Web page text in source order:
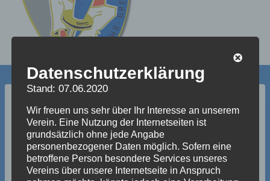
bilder_aus_dem_jahre_2
003_133_20100715_182
8199075
Datenschutzerklärung
Stand: 07.06.2020
Wir freuen uns sehr über Ihr Interesse an unserem
Verein. Eine Nutzung der Internetseiten ist
grundsätzlich ohne jede Angabe
personenbezogener Daten möglich. Sofern eine
betroffene Person besondere Services unseres
Vereins über unsere Internetseite in Anspruch